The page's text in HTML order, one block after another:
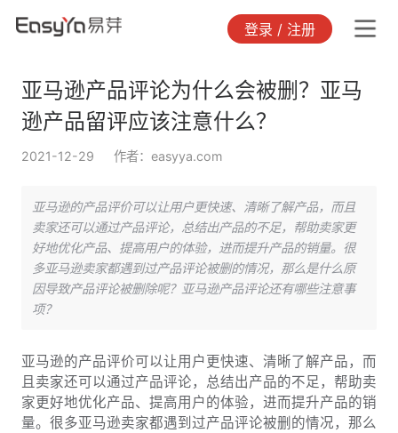
登录 / 注册
亚马逊产品评论为什么会被删？亚马
逊产品留评应该注意什么？
2021-12-29 作者：easyya.com
亚马逊的产品评价可以让用户更快速、清晰了解产品，而且
卖家还可以通过产品评论，总结出产品的不足，帮助卖家更
好地优化产品、提高用户的体验，进而提升产品的销量。很
多亚马逊卖家都遇到过产品评论被删的情况，那么是什么原
因导致产品评论被删除呢？亚马逊产品评论还有哪些注意事
项？
亚马逊的产品评价可以让用户更快速、清晰了解产品，而
且卖家还可以通过产品评论，总结出产品的不足，帮助卖
家更好地优化产品、提高用户的体验，进而提升产品的销
量。很多亚马逊卖家都遇到过产品评论被删的情况，那么